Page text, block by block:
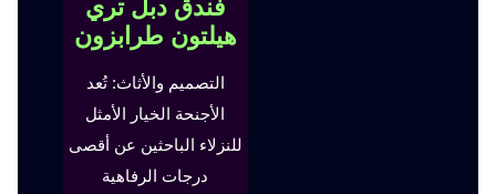
فندق دبل تري
هيلتون طرابزون
التصميم والأثاث: تُعد
الأجنحة الخيار الأمثل
للنزلاء الباحثين عن أقصى
درجات الرفاهية